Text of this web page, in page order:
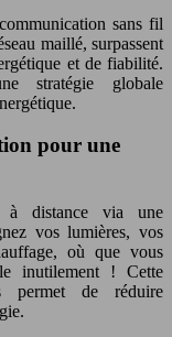
sans fil
maillé, surpassent
et de fiabilité.
stratégie globale
pour une
à distance via une
vos lumières, vos
où que vous
inutilement ! Cette
permet de réduire